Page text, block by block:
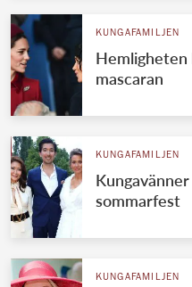
KUNGAFAMILJEN
Hemligheten
mascaran
KUNGAFAMILJEN
sommarfest
KUNGAFAMILJEN